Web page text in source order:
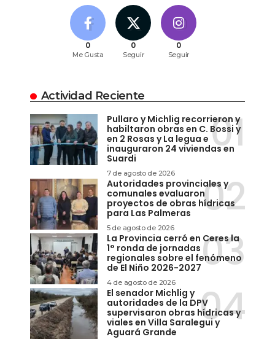
0
Me Gusta
0
Seguir
0
Seguir
Actividad Reciente
Pullaro y Michlig recorrieron y
habiltaron obras en C. Bossi y
en 2 Rosas y La legua e
inauguraron 24 viviendas en
Suardi
7 de agosto de 2026
Autoridades provinciales y
comunales evaluaron
proyectos de obras hídricas
para Las Palmeras
5 de agosto de 2026
La Provincia cerró en Ceres la
1° ronda de jornadas
regionales sobre el fenómeno
de El Niño 2026-2027
4 de agosto de 2026
El senador Michlig y
autoridades de la DPV
supervisaron obras hídricas y
viales en Villa Saralegui y
Aguará Grande